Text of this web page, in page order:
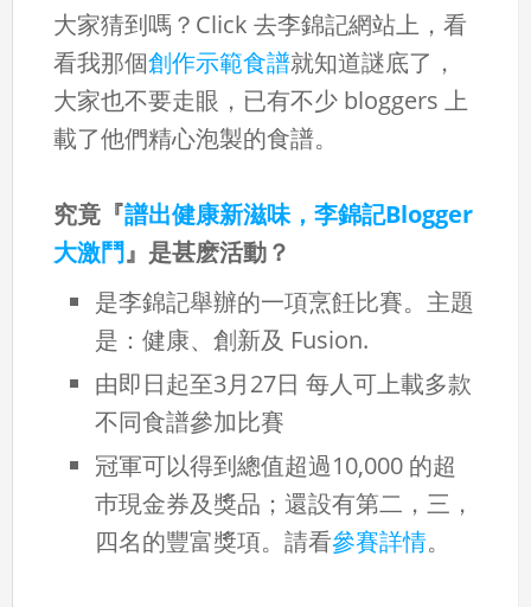
大家猜到嗎？Click 去李錦記網站上，看
看我那個創作示範食譜就知道謎底了，
大家也不要走眼，已有不少 bloggers 上
載了他們精心泡製的食譜。
究竟『譜出健康新滋味，李錦記Blogger
大激鬥』是甚麽活動？
是李錦記舉辦的一項烹飪比賽。主題
是：健康、創新及 Fusion.
由即日起至3月27日 每人可上載多款
不同食譜參加比賽
冠軍可以得到總值超過10,000 的超
巿現金券及獎品；還設有第二，三，
四名的豐富獎項。請看參賽詳情。